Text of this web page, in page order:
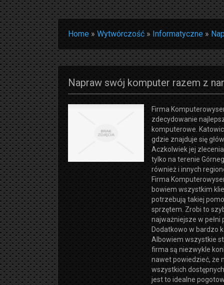
Home»Wytwórczość» Informatyczne»
Napraw swój komputer razem z
Firma
zdecydowanie
komputerowe.
gdzie znajduje się
Aczkolwiek jej
tylko na terenie
również i innych
Firma
bowiem wszystkim
potrzebują takiej
sprzętem. Zrobi to
najważniejsze w pełni
Dodatkowo w bardzo
Albowiem wszystkie
firma są niezwykle
nawet powiedzieć, że
wszystkich
jest to idealne